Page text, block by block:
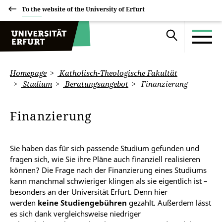
To the website of the University of Erfurt
Homepage
Katholisch-Theologische Fakultät
Studium
Beratungsangebot Finanzierung
Finanzierung
Sie haben das für sich passende Studium gefunden und
fragen sich, wie Sie ihre Pläne auch finanziell realisieren
können? Die Frage nach der Finanzierung eines Studiums
kann manchmal schwieriger klingen als sie eigentlich ist –
besonders an der Universität Erfurt. Denn hier
werden keine Studiengebühren gezahlt. Außerdem lässt
es sich dank vergleichsweise niedriger